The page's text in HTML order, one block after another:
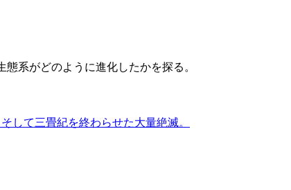
系がどのように進化したかを探る。
して三畳紀を終わらせた大量絶滅。